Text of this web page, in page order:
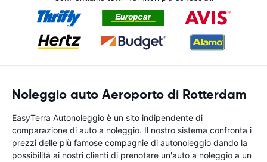
Noleggio auto Aeroporto di Rotterdam
EasyTerra Autonoleggio è un sito indipendente di
comparazione di auto a noleggio. Il nostro sistema confronta i
prezzi delle più famose compagnie di autonoleggio dando la
possibilità ai nostri clienti di prenotare un'auto a noleggio a un